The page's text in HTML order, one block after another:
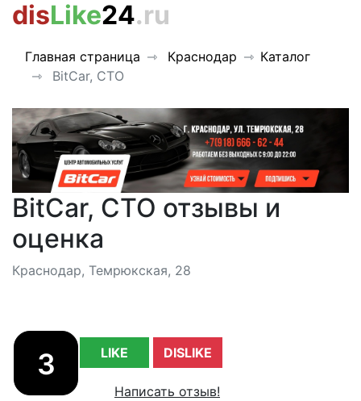
disLike24.ru
Главная страница Краснодар
Каталог
BitCar, СТО
BitCar, СТО отзывы и
оценка
Краснодар, Темрюкская, 28
3 LIKE DISLIKE
Написать отзыв!